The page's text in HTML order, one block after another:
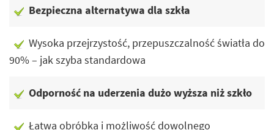
Bezpieczna alternatywa dla szkła
Wysoka przejrzystość, przepuszczalność światła do
90% – jak szyba standardowa
Odporność na uderzenia dużo wyższa niż szkło
Łatwa obróbka i możliwość dowolnego